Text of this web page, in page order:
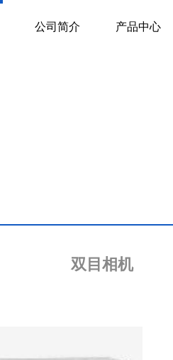
公司简介 产品中心
双目相机